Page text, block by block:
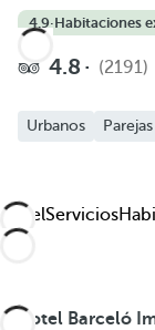
4.9·Habitaciones
4.8 (2191)
Urbanos Parejas
HotelServicios
El hotel Barceló